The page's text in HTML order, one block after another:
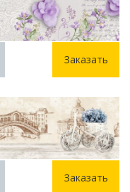
Заказать
Заказать